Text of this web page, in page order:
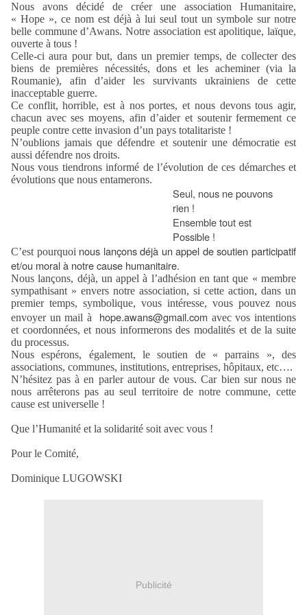
Nous avons décidé de créer une association Humanitaire,
« Hope », ce nom est déjà à lui seul tout un symbole sur notre
belle commune d’Awans. Notre association est apolitique, laïque,
ouverte à tous !
Celle-ci aura pour but, dans un premier temps, de collecter des
biens de premières nécessités, dons et les acheminer (via la
Roumanie), afin d’aider les survivants ukrainiens de cette
inacceptable guerre.
Ce conflit, horrible, est à nos portes, et nous devons tous agir,
chacun avec ses moyens, afin d’aider et soutenir fermement ce
peuple contre cette invasion d’un pays totalitariste !
N’oublions jamais que défendre et soutenir une démocratie est
aussi défendre nos droits.
Nous vous tiendrons informé de l’évolution de ces démarches et
évolutions que nous entamerons.
Seul, nous ne pouvons
rien !
Ensemble tout est
Possible !
C’est pourquoi nous lançons déjà un appel de soutien participatif
et/ou moral à notre cause humanitaire.
Nous lançons, déjà, un appel à l’adhésion en tant que « membre
sympathisant » envers notre association, si cette action, dans un
premier temps, symbolique, vous intéresse, vous pouvez nous
envoyer un mail à hope.awans@gmail.com avec vos intentions
et coordonnées, et nous informerons des modalités et de la suite
du processus.
Nous espérons, également, le soutien de « parrains », des
associations, communes, institutions, entreprises, hôpitaux, etc….
N’hésitez pas à en parler autour de vous. Car bien sur nous ne
nous arrêterons pas au seul territoire de notre commune, cette
cause est universelle !
Que l’Humanité et la solidarité soit avec vous !
Pour le Comité,
Dominique LUGOWSKI
Publicité